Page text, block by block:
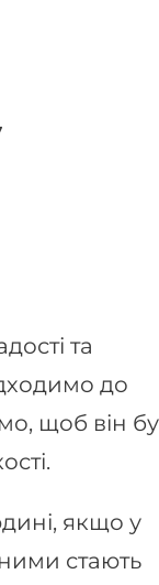
та
до
щоб він
якщо у
стають